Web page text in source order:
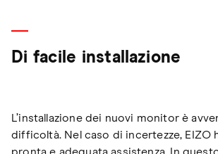
Di facile installazione
L’installazione dei nuovi monitor è
difficoltà. Nel caso di incertezze, EIZO
pronta e adeguata assistenza. In